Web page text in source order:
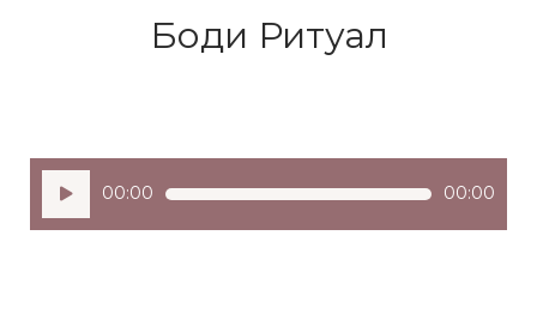
Боди Ритуал
Аудиоплеер
00:00 00:00